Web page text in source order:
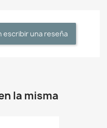
escribir una reseña
la misma